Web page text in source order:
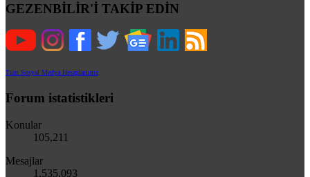
GEZENBİLİR'İ TAKİP EDİN
Tüm Sosyal Medya Hesaplarımız
Forum istatistikleri
Konular
105,211
Mesajlar
1,535,093